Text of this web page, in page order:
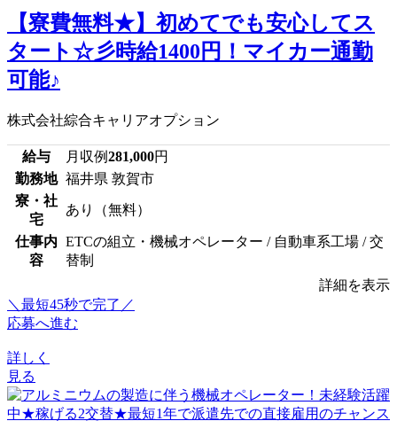
【寮費無料★】初めてでも安心してス
タート☆彡時給1400円！マイカー通勤
可能♪
株式会社綜合キャリアオプション
給与 月収例281,000円
勤務地 福井県 敦賀市
寮・社
宅
あり（無料）
仕事内
容
ETCの組立・機械オペレーター / 自動車系工場 / 交
替制
詳細を表示
＼最短45秒で完了／
応募へ進む
詳しく
見る